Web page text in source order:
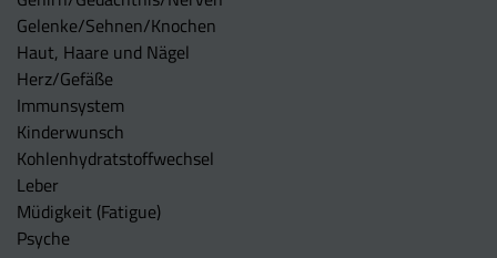
Gelenke/Sehnen/Knochen
Haut, Haare und Nägel
Herz/Gefäße
Immunsystem
Kinderwunsch
Kohlenhydratstoffwechsel
Leber
Müdigkeit (Fatigue)
Psyche